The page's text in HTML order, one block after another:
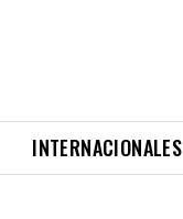
INTERNACIONALES